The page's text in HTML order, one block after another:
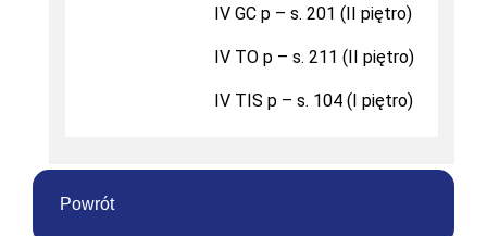
IV GC p – s. 201 (II piętro)
IV TO p – s. 211 (II piętro)
IV TIS p – s. 104 (I piętro)
Powrót